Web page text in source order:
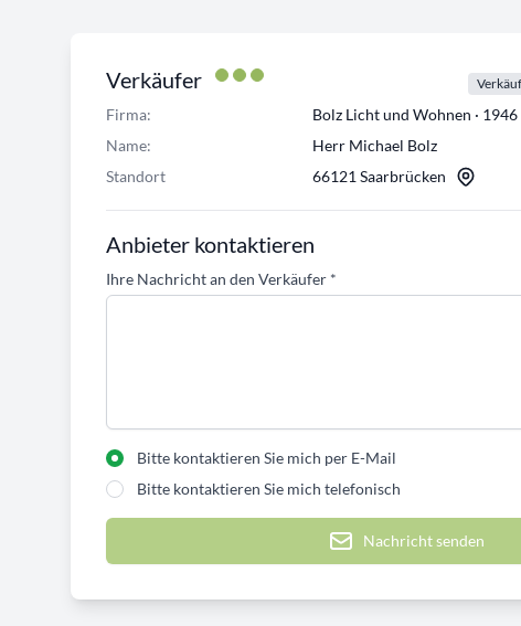
Verkäufer
Firma:
Bolz Licht und Wohnen · 1946
Name:
Herr Michael Bolz
Standort
66121 Saarbrücken
Anbieter kontaktieren
Ihre Nachricht an den Verkäufer *
Bitte kontaktieren Sie mich per E-Mail
Bitte kontaktieren Sie mich telefonisch
Nachricht senden